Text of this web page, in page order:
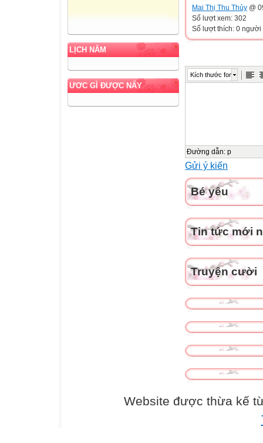
LỊCH NĂM
ƯƠC GÌ ĐƯỢC NẤY
Mai Thị Thu Thủy @
Số lượt xem: 302
Số lượt thích: 0 người
Kích thước font
Đường dẫn: p
Gửi ý kiến
Bé yêu
Tin tức mới
Truyện cười
Website được thừa kế